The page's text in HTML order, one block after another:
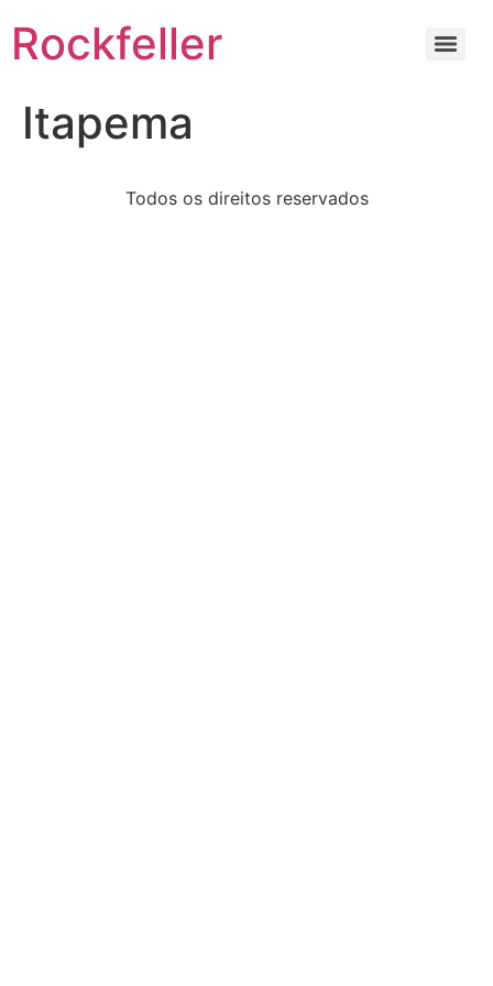
Rockfeller
Itapema
Todos os direitos reservados